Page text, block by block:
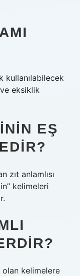
kullanılabilecek
eksiklik
EŞ
zıt anlamlısı
kelimeleri
olan kelimelere